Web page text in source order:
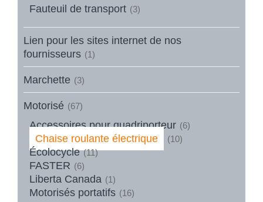
Fauteuil de transport (3)
Lien pour les sites internet de nos
fournisseurs (1)
Marchette (3)
Motorisé (67)
Accessoires pour quadriporteur (6)
Chaise roulante électrique (10)
Écolocycle (11)
FASTER (6)
Liberta Canada (1)
Motorisés portatifs (16)